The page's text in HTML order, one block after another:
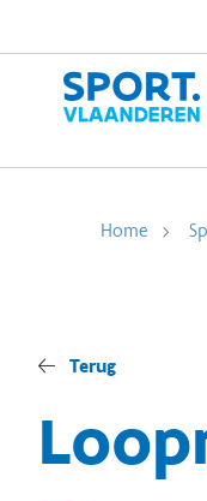
Home
Terug